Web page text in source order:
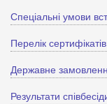
Спеціальні умови
Перелік
Державне
Результати